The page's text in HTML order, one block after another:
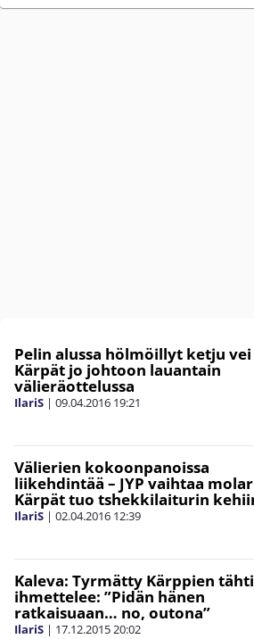
Pelin alussa hölmöillyt ketju vei
Kärpät jo johtoon lauantain
välieräottelussa
IlariS | 09.04.2016 19:21
Välierien kokoonpanoissa
liikehdintää – JYP vaihtaa
Kärpät tuo tshekkilaiturin
IlariS | 02.04.2016 12:39
Kaleva: Tyrmätty Kärppien tähti
ihmettelee: ”Pidän hänen
ratkaisuaan… no, outona”
IlariS | 17.12.201520:02